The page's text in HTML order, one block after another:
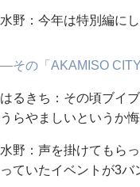
水野：今年は特別編に
―その「AKAMISO
はるきち：その頃ブイ
うらやましいというか
水野：声を掛けてもら
っていたイベントが3